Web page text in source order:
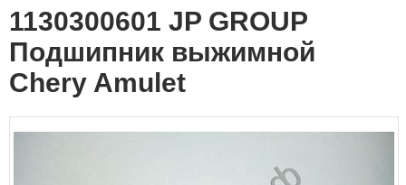
1130300601 JP GROUP
Подшипник выжимной
Chery Amulet